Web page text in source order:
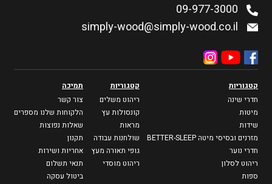
09-977-3000
simply-wood@simply-wood.co.il
קטגוריות
חדרי שינה
מיטות
שידות
מזרנים ובסיסי מיטה BETTER-SLEEP
חדרי נוער
ריהוט לסלון
ספות
קטגוריות
ריהוט משלים
קונסולות עץ
מראות
שולחנות עבודה
גופי תאורה מעץ
ריהוט מוסדי
תמיכה
צור קשר
הלקוחות שלנו מספרים
שאלות נפוצות
תקנון
אחריות ושירות
תנאי תשלום
ביטול עסקה